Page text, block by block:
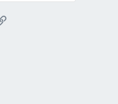
Link